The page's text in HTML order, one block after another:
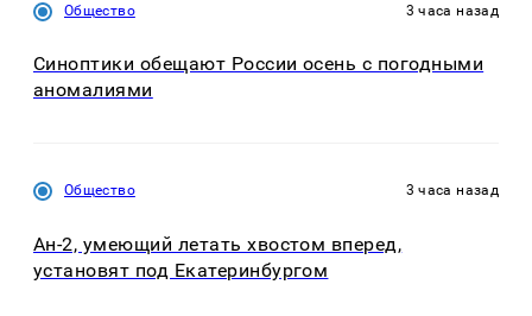
Общество 3 часа назад
Синоптики обещают России осень с погодными
аномалиями
Общество 3 часа назад
Ан-2, умеющий летать хвостом вперед,
установят под Екатеринбургом